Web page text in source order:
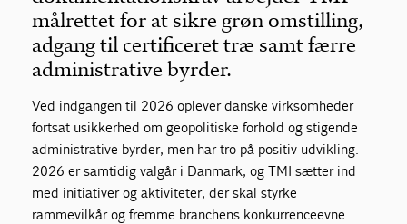
målrettet for at sikre grøn omstilling,
adgang til certificeret træ samt færre
administrative byrder.
Ved indgangen til 2026 oplever danske virksomheder
fortsat usikkerhed om geopolitiske forhold og stigende
administrative byrder, men har tro på positiv udvikling.
2026 er samtidig valgår i Danmark, og TMI sætter ind
med initiativer og aktiviteter, der skal styrke
rammevilkår og fremme branchens konkurrenceevne